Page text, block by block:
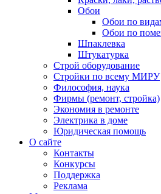
Обои
Обои по
Обои по
Шпаклевка
Штукатурка
Строй оборудование
Стройки по всему МИРУ
Философия, наука
Фирмы (ремонт, стройка)
Экономия в ремонте
Электрика в доме
Юридическая помощь
О сайте
Контакты
Конкурсы
Поддержка
Реклама